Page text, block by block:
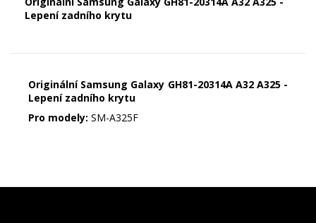
Lepení zadního krytu
Originální Samsung Galaxy GH81-20314A A32 A325 -
Lepení zadního krytu
Pro modely: SM-A325F